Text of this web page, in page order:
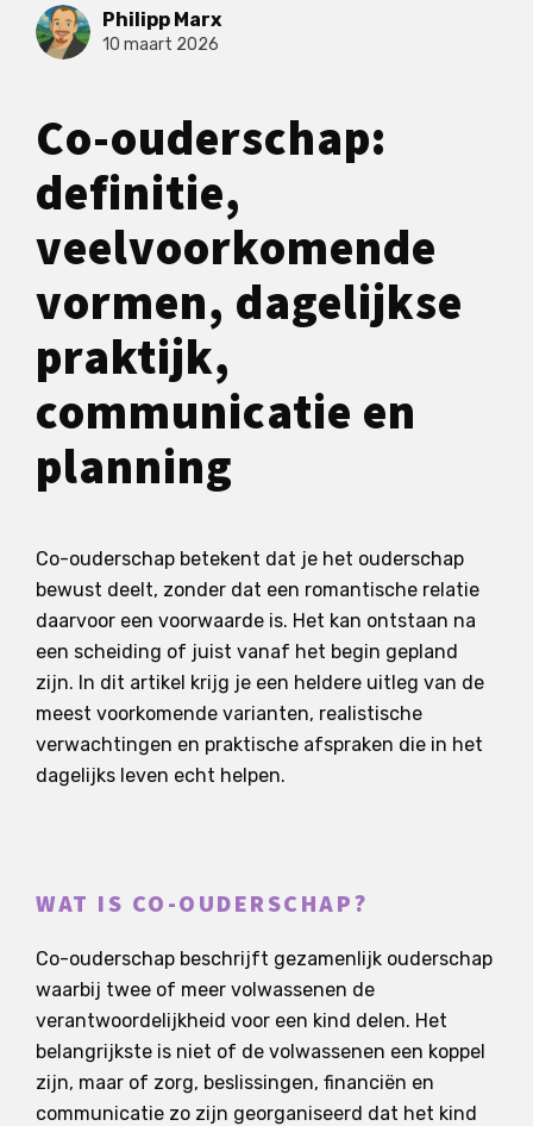
Philipp Marx
10 maart 2026
Co-ouderschap:
definitie,
veelvoorkomende
vormen, dagelijkse
praktijk,
communicatie en
planning
Co-ouderschap betekent dat je het ouderschap
bewust deelt, zonder dat een romantische relatie
daarvoor een voorwaarde is. Het kan ontstaan na
een scheiding of juist vanaf het begin gepland
zijn. In dit artikel krijg je een heldere uitleg van de
meest voorkomende varianten, realistische
verwachtingen en praktische afspraken die in het
dagelijks leven echt helpen.
WAT IS CO-OUDERSCHAP?
Co-ouderschap beschrijft gezamenlijk ouderschap
waarbij twee of meer volwassenen de
verantwoordelijkheid voor een kind delen. Het
belangrijkste is niet of de volwassenen een koppel
zijn, maar of zorg, beslissingen, financiën en
communicatie zo zijn georganiseerd dat het kind